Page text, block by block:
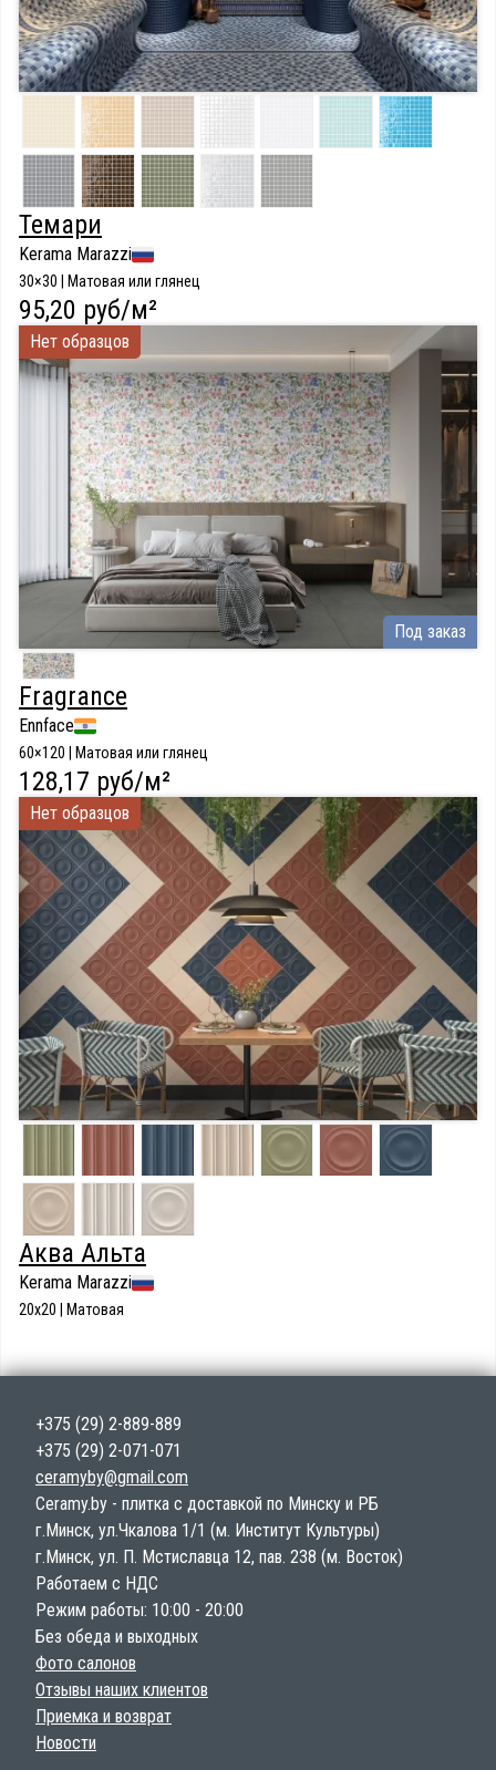
Темари
Kerama Marazzi
30×30 | Матовая или глянец
95,20 руб/м²
Нет образцов
Под заказ
Fragrance
Ennface
60×120 | Матовая или глянец
128,17 руб/м²
Нет образцов
Аква Альта
Kerama Marazzi
20x20 | Матовая
+375 (29) 2-889-889
+375 (29) 2-071-071
ceramyby@gmail.com
Ceramy.by - плитка с доставкой по Минску и РБ
г.Минск, ул.Чкалова 1/1 (м. Институт Культуры)
г.Минск, ул. П. Мстиславца 12, пав. 238 (м. Восток)
Работаем с НДС
Режим работы: 10:00 - 20:00
Без обеда и выходных
Фото салонов
Отзывы наших клиентов
Приемка и возврат
Новости